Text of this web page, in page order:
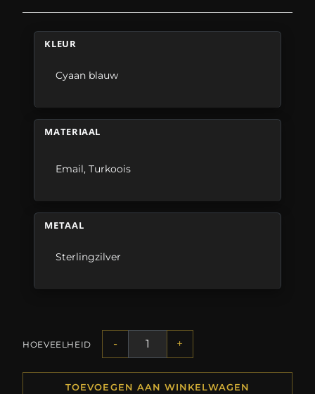
KLEUR
Cyaan blauw
MATERIAAL
Email,Turkoois
METAAL
Sterlingzilver
HOEVEELHEID - +
TOEVOEGEN AAN WINKELWAGEN